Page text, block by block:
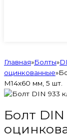
Главная»Болты»
оцинкованные»
М14х60 мм, 5 шт.
Болт DIN